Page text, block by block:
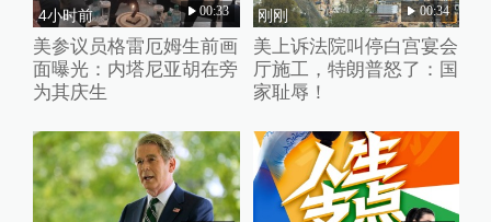
4小时前 00:33
美参议员格雷厄姆生前画
面曝光：内塔尼亚胡在旁
为其庆生
刚刚 00:34
美上诉法院叫停白宫宴会
厅施工，特朗普怒了：国
家耻辱！